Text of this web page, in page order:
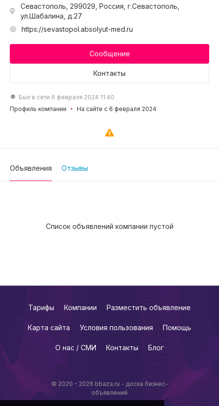
Севастополь, 299029, Россия, г.Севастополь,
ул.Шабалина, д.27
https://sevastopol.absolyut-med.ru
Сообщение
Контакты
Был в сети 6 февраля 2024 11:40
Профиль компании
На сайте с 6 февраля 2024
Объявления Отзывы
Список объявлений компании пустой
© 2020 - 2026 bbaza.ru - доска бизнес-
объявлений
Тарифы Компании Разместить объявление
Карта сайта Условия пользования Помощь
О нас / СМИ Контакты Блог